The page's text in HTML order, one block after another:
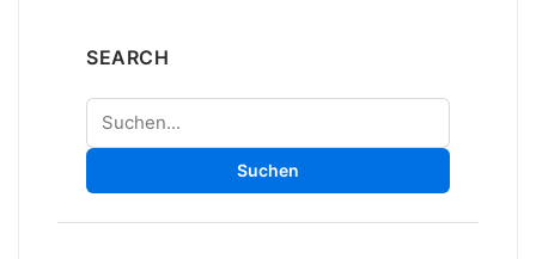
SEARCH
Suchen
Suchen